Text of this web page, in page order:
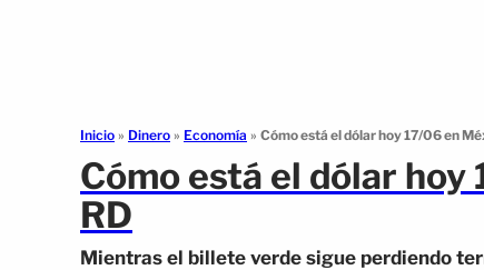
Inicio » Dinero » Economía » Cómo está el dólar hoy 17/06 en
Cómo está el dólar
RD
Mientras el billete verde sigue perdiendo